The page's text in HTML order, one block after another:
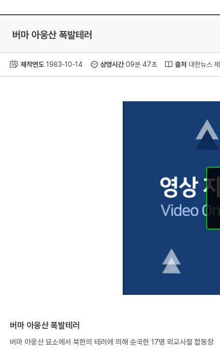
버마 아웅산 폭발테러
제작연도 1983-10-14 상영시간09분 47초 출처 대한뉴스
버마 아웅산 폭발테러
버마 아웅산 묘소에서 북한의 테러에 의해 순국한 17명 외교사절 합동장